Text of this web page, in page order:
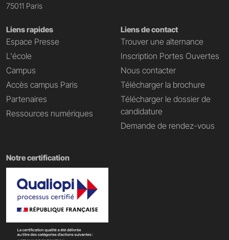
75011 Paris
Liens rapides
Espace Presse
L'école
Campus
Accès campus Paris
Partenaires
Ressources numériques
Liens de contact
Trouver une alternance
Inscription Portes Ouvertes
Nous contacter
Télécharger la brochure
Télécharger le dossier de
candidature
Demande de rendez-vous
Notre certification